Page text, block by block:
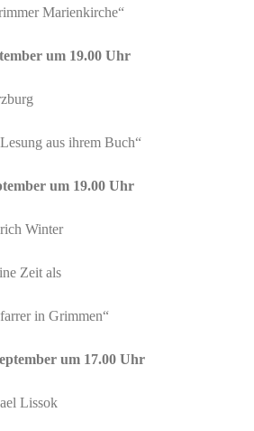
Marienkirche“
um 19.00 Uhr
aus ihrem Buch“
um 19.00 Uhr
Winter
Zeit als
in Grimmen“
um 17.00 Uhr
Lissok